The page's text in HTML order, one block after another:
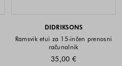
DIDRIKSONS
Ramsvik etui za 15-inčen prenosni
računalnik
35,00 €